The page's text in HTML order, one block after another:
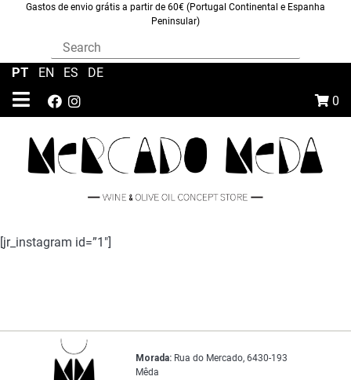
Gastos de envio grátis a partir de 60€ (Portugal Continental e Espanha
Peninsular)
0
PT EN ES DE
[jr_instagram id=”1″]
Morada: Rua do Mercado, 6430-193
Mêda